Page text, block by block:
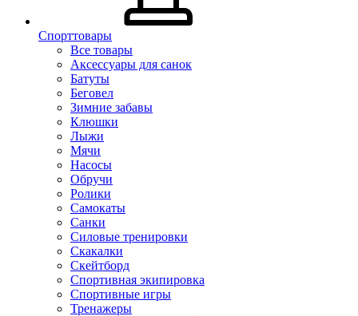
Спорттовары
Все товары
Аксессуары для санок
Батуты
Беговел
Зимние забавы
Клюшки
Лыжи
Мячи
Насосы
Обручи
Ролики
Самокаты
Санки
Силовые тренировки
Скакалки
Скейтборд
Спортивная экипировка
Спортивные игры
Тренажеры